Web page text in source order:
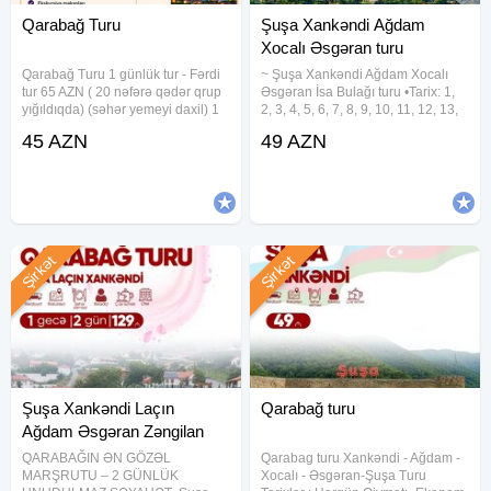
Qarabağ Turu
Qarabağ Turu 1 günlük tur - Fərdi
tur 65 AZN ( 20 nəfərə qədər qrup
yığıldıqda) (səhər yemeyi daxil) 1
nəfərə qədər qrup yığıldıqda)
45 AZN
Şuşa Xankəndi Ağdam
Xocalı Əsgəran turu
~ Şuşa Xankəndi Ağdam Xocalı
Əsgəran İsa Bulağı turu •Tarix: 1,
2, 3, 4, 5, 6, 7, 8, 9, 10, 11, 12, 13,
23, 24, 25, 26, 27, 28, 29, 30, 31
49 AZN
Şuşa Xankəndi Laçın
Ağdam Əsgəran Zəngilan
QARABAĞIN ƏN GÖZƏL
MARŞRUTU – 2 GÜNLÜK
Şirkət
Qarabağ turu
Qarabag turu Xankəndi - Ağdam -
Xocalı - Əsgəran-Şuşa Turu
Şirkət